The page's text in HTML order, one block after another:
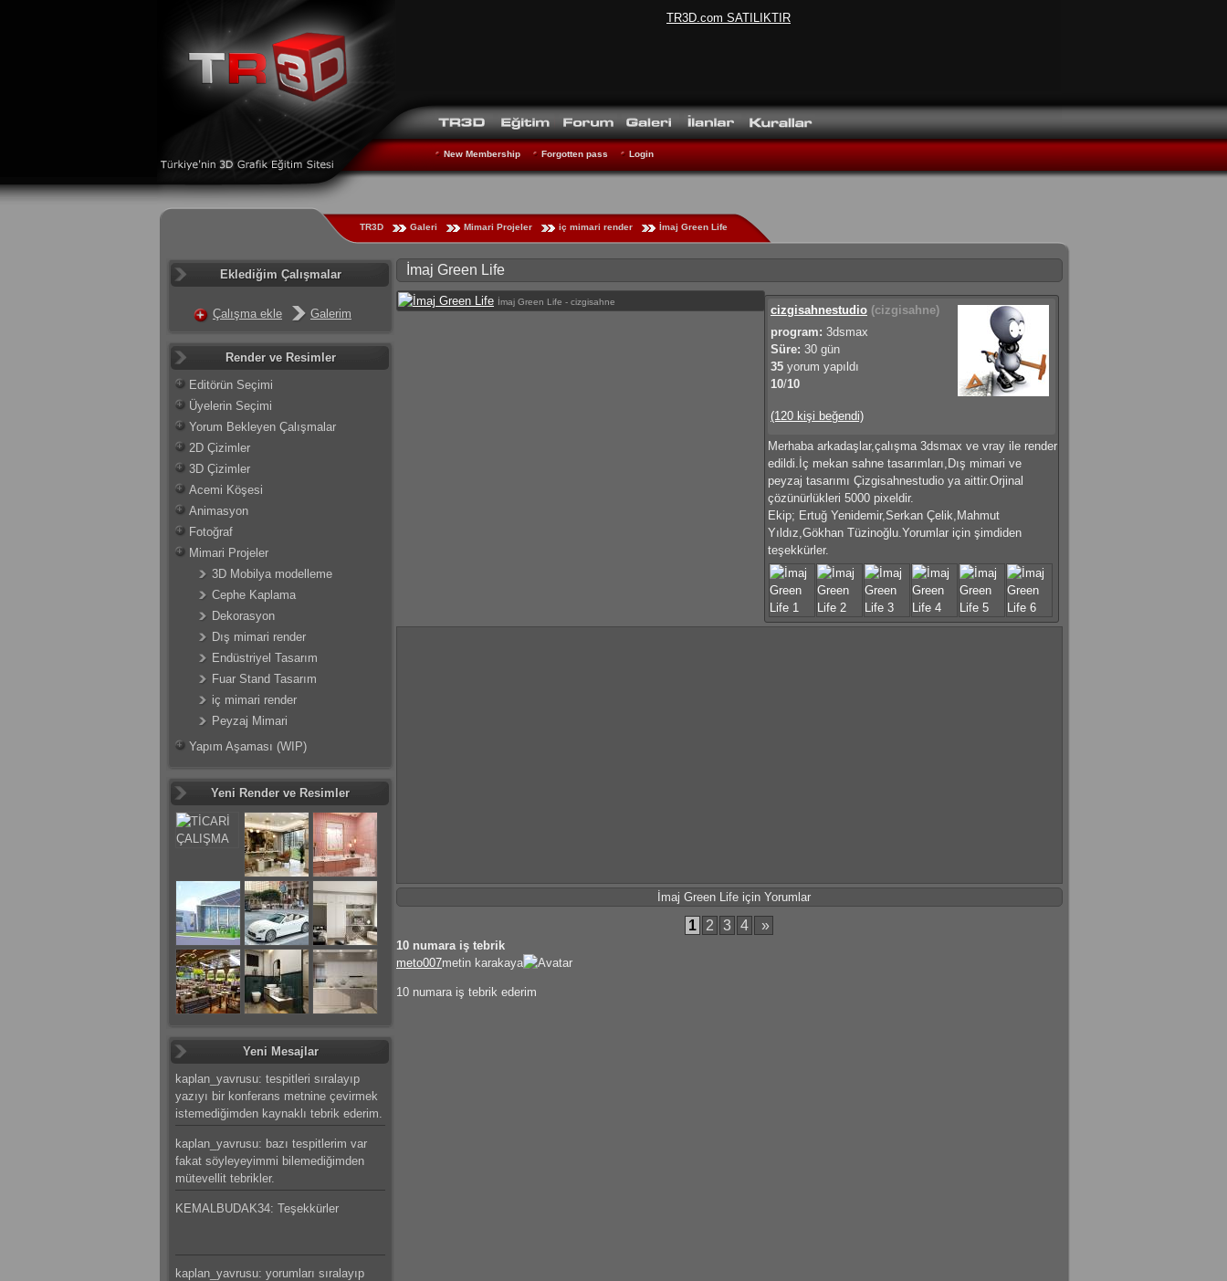
TR3D.com SATILIKTIR
New Membership Forgotten pass Login
TR3D Galeri Mimari Projeler iç mimari render İmaj Green Life
İmaj Green Life
İmaj Green Life - cizgisahne
cizgisahnestudio (cizgisahne)
program: 3dsmax
Süre: 30 gün
35 yorum yapıldı
10/10
(120 kişi beğendi)
Merhaba arkadaşlar,çalışma 3dsmax ve vray ile render
edildi.İç mekan sahne tasarımları,Dış mimari ve
peyzaj tasarımı Çizgisahnestudio ya aittir.Orjinal
çözünürlükleri 5000 pixeldir.
Ekip; Ertuğ Yenidemir,Serkan Çelik,Mahmut
Yıldız,Gökhan Tüzinoğlu.Yorumlar için şimdiden
teşekkürler.
İmaj Green Life için Yorumlar
1 2 3 4 »
10 numara iş tebrik
meto007metin karakaya
10 numara iş tebrik ederim
Eklediğim Çalışmalar
Çalışma ekle Galerim
Render ve Resimler
Editörün Seçimi
Üyelerin Seçimi
Yorum Bekleyen Çalışmalar
2D Çizimler
3D Çizimler
Acemi Köşesi
Animasyon
Fotoğraf
Mimari Projeler
3D Mobilya modelleme
Cephe Kaplama
Dekorasyon
Dış mimari render
Endüstriyel Tasarım
Fuar Stand Tasarım
iç mimari render
Peyzaj Mimari
Yapım Aşaması (WIP)
Yeni Render ve Resimler
Yeni Mesajlar
kaplan_yavrusu: tespitleri sıralayıp
yazıyı bir konferans metnine çevirmek
istemediğimden kaynaklı tebrik ederim.
kaplan_yavrusu: bazı tespitlerim var
fakat söyleyeyimmi bilemediğimden
mütevellit tebrikler.
KEMALBUDAK34: Teşekkürler
kaplan_yavrusu: yorumları sıralayıp